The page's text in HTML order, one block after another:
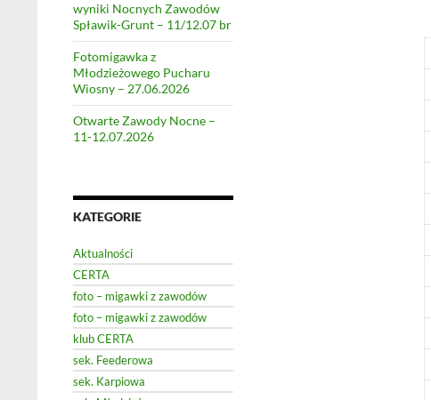
wyniki Nocnych Zawodów
Spławik-Grunt – 11/12.07 br
Fotomigawka z
Młodzieżowego Pucharu
Wiosny – 27.06.2026
Otwarte Zawody Nocne –
11-12.07.2026
KATEGORIE
Aktualności
CERTA
foto – migawki z zawodów
foto – migawki z zawodów
klub CERTA
sek. Feederowa
sek. Karpiowa